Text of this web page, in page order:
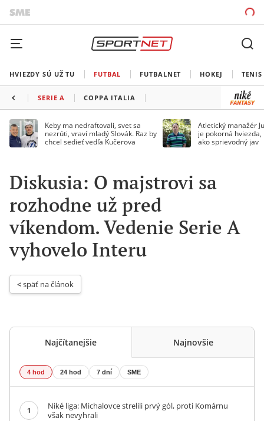
HVIEZDY SÚ UŽ TU FUTBAL FUTBALNET HOKEJ TENIS
SERIE A COPPA ITALIA
Keby ma nedraftovali, svet sa
nezrúti, vraví mladý Slovák. Raz by
chcel sedieť vedľa Kučerova
Atletický manažér
je pokorná
ako sprievodný jav
Diskusia: O majstrovi sa
rozhodne už pred
víkendom. Vedenie Serie A
vyhovelo Interu
< späť na článok
Najčítanejšie Najnovšie
4 hod 24 hod 7 dní SME
1
Niké liga: Michalovce strelili prvý gól, proti Komárnu
však nevyhrali